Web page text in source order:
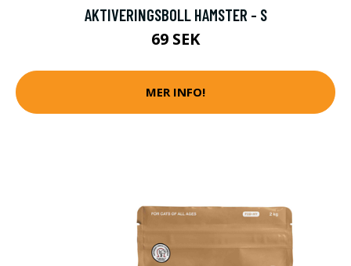
AKTIVERINGSBOLL HAMSTER - S
69 SEK
MER INFO!